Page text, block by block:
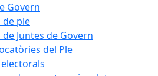
Govern
de ple
de Juntes de Govern
del Ple